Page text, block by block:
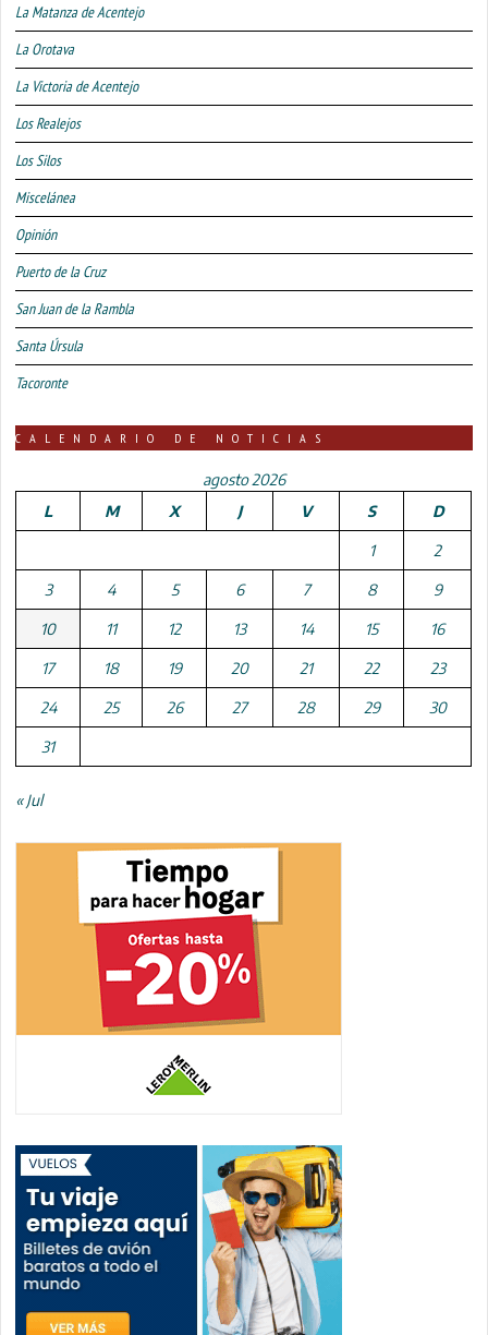
La Matanza de Acentejo
La Orotava
La Victoria de Acentejo
Los Realejos
Los Silos
Miscelánea
Opinión
Puerto de la Cruz
San Juan de la Rambla
Santa Úrsula
Tacoronte
CALENDARIO DE NOTICIAS
agosto 2026
L
M X J V S D
1 2
3 4 5 6 7 8 9
10 11 12 13 14 15 16
17 18 19 20 21 22 23
24 25 26 27 28 29 30
31
« Jul